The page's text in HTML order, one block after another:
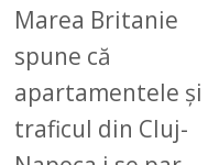
Marea Britanie
spune că
apartamentele și
traficul din Cluj-